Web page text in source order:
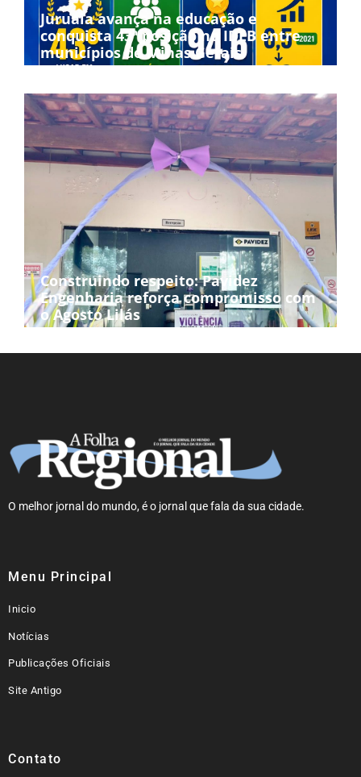
Juruaia avança na educação e
conquista 43ª posição no IDEB entre
municípios de Minas Gerais
Construindo respeito: Pavidez
Engenharia reforça compromisso com
o Agosto Lilás
O melhor jornal do mundo, é o jornal que fala da sua cidade.
Menu Principal
Inicio
Notícias
Publicações Oficiais
Site Antigo
Contato